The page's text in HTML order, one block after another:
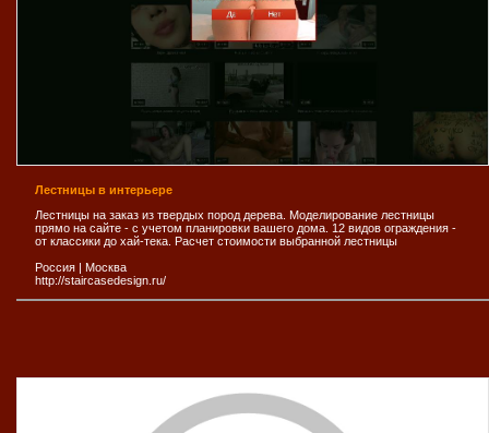
Лестницы в интерьере
Лестницы на заказ из твердых пород дерева. Моделирование лестницы
прямо на сайте - с учетом планировки вашего дома. 12 видов ограждения -
от классики до хай-тека. Расчет стоимости выбранной лестницы
Россия | Москва
http://staircasedesign.ru/